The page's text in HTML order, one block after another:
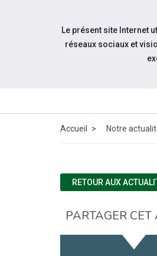
Aller au contenu
Accueil Notre
RETOUR AUX
PARTAGER CET
Le présent site Internet
réseaux sociaux et